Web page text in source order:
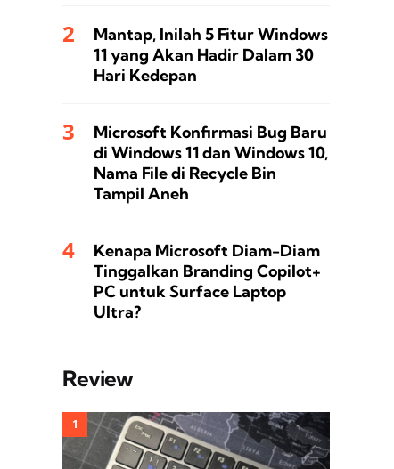
Mantap, Inilah 5 Fitur Windows
11 yang Akan Hadir Dalam 30
Hari Kedepan
Microsoft Konfirmasi Bug Baru
di Windows 11 dan Windows 10,
Nama File di Recycle Bin
Tampil Aneh
Kenapa Microsoft Diam-Diam
Tinggalkan Branding Copilot+
PC untuk Surface Laptop
Ultra?
Review